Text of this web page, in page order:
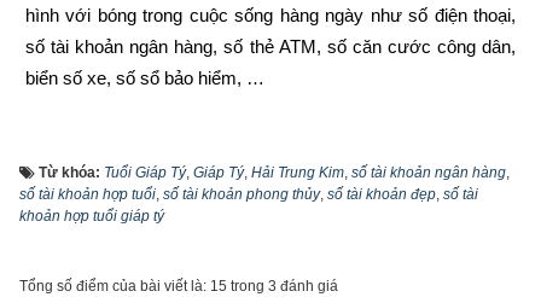
hình với bóng trong cuộc sống hàng ngày như số điện thoại,
số tài khoản ngân hàng, số thẻ ATM, số căn cước công dân,
biển số xe, số sổ bảo hiểm, …
được ngân hàng cấp số tài khoản ngẫu nhiên từ 7 đến 17 số
tùy thuộc vào từng ngân hàng, vì là ngẫu nhiên nên không
theo qui luật nào cả và rất khó nhớ. Tuy nhiên cùng với sự
đã cho phép khách hàng tự chọn số tài khoản theo ý thích
Từ khóa: Tuổi Giáp Tý, Giáp Tý, Hải Trung Kim, số tài khoản ngân hàng,
số tài khoản hợp tuổi, số tài khoản phong thủy, số tài khoản đẹp, số tài
khoản hợp tuổi giáp tý
Tổng số điểm của bài viết là: 15 trong 3 đánh giá